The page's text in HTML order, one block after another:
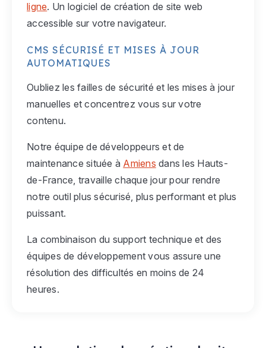
ligne. Un logiciel de création de site web
accessible sur votre navigateur.
CMS SÉCURISÉ ET MISES À JOUR
AUTOMATIQUES
Oubliez les failles de sécurité et les mises à jour
manuelles et concentrez vous sur votre
contenu.
Notre équipe de développeurs et de
maintenance située à Amiens dans les Hauts-
de-France, travaille chaque jour pour rendre
notre outil plus sécurisé, plus performant et plus
puissant.
La combinaison du support technique et des
équipes de développement vous assure une
résolution des difficultés en moins de 24
heures.